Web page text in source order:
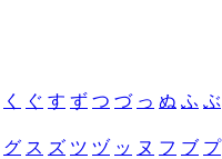
く ぐ す ず つ づ っ ぬ ふ ぶ
グ ス ズ ツ ヅ ッ ヌ フ ブ プ